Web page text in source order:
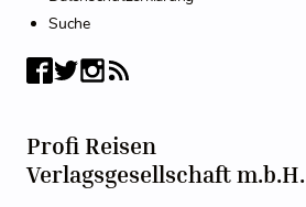
Suche
Profi Reisen
Verlagsgesellschaft m.b.H.